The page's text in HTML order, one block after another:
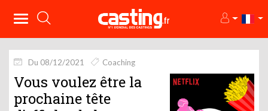
Du 08/12/2021 Coaching
Vous voulez être la
prochaine tête